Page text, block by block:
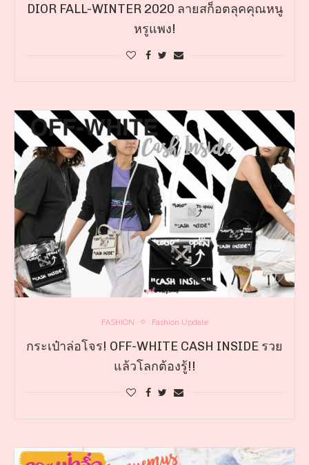
DIOR FALL-WINTER 2020 ลายสก็อตลุคคุณหนู
หรูแพง!
FASHION Fashion Update
กระเป๋าล่อโจร! OFF-WHITE CASH INSIDE รวย
แล้วโลกต้องรู้!!